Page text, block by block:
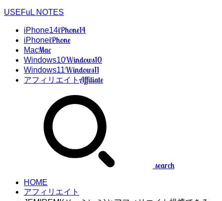
USEFuL NOTES
iPhone14iPhone14
iPhoneiPhone
MacMac
Windows10Windows10
Windows11Windows11
アフィリエイトAffiliate
search
HOME
アフィリエイト